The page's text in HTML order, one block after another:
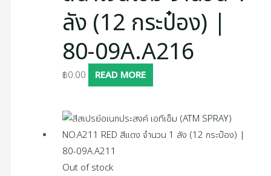
ลัง (12 กระป๋อง) |
80-09A.A216
฿0.00 READ MORE
Out of stock